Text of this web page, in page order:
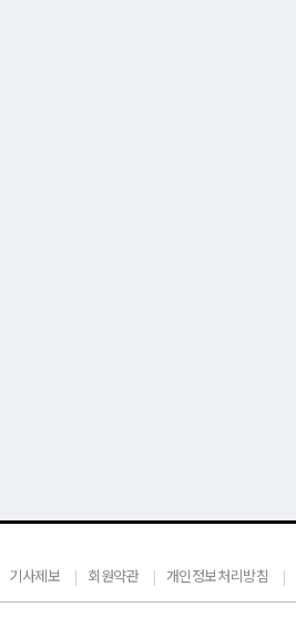
기사제보 회원약관 개인정보처리방침